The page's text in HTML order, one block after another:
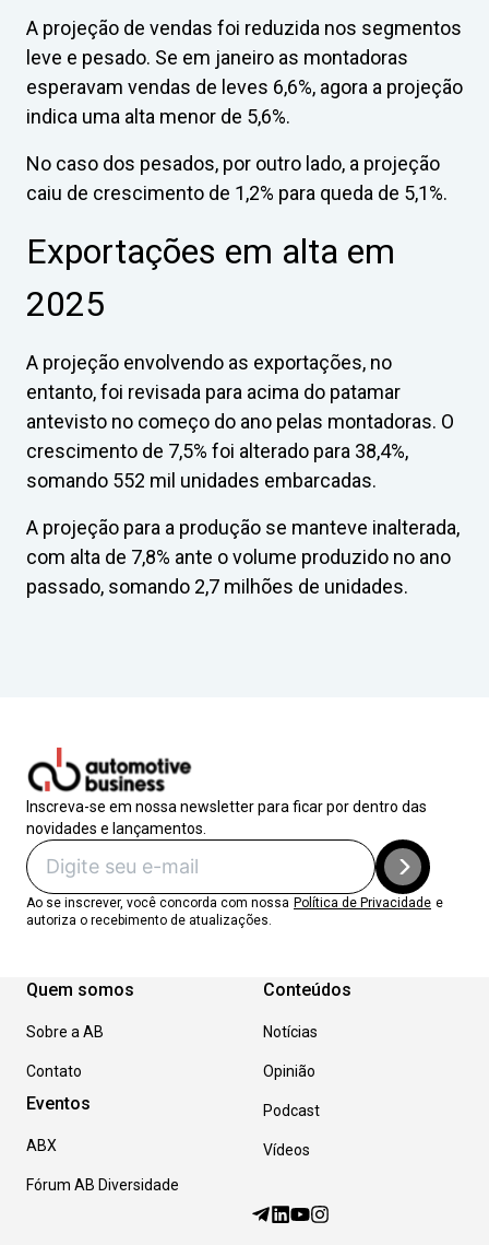
A projeção de vendas foi reduzida nos segmentos
leve e pesado. Se em janeiro as montadoras
esperavam vendas de leves 6,6%, agora a projeção
indica uma alta menor de 5,6%.
No caso dos pesados, por outro lado, a projeção
caiu de crescimento de 1,2% para queda de 5,1%.
Exportações em alta em
2025
A projeção envolvendo as exportações, no
entanto, foi revisada para acima do patamar
antevisto no começo do ano pelas montadoras. O
crescimento de 7,5% foi alterado para 38,4%,
somando 552 mil unidades embarcadas.
A projeção para a produção se manteve inalterada,
com alta de 7,8% ante o volume produzido no ano
passado, somando 2,7 milhões de unidades.
Inscreva-se em nossa newsletter para ficar por dentro das
novidades e lançamentos.
Ao se inscrever, você concorda com nossa Política de Privacidade e
autoriza o recebimento de atualizações.
Quem somos
Sobre a AB
Contato
Eventos
ABX
Fórum AB Diversidade
Conteúdos
Notícias
Opinião
Podcast
Vídeos